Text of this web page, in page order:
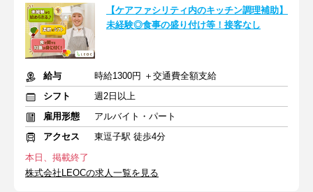
【ケアファシリティ内のキッチン調理補助】
未経験◎食事の盛り付け等！接客なし
給与
時給1300円 ＋交通費全額支給
シフト
週2日以上
雇用形態
アルバイト・パート
アクセス
東逗子駅 徒歩4分
本日、掲載終了
株式会社LEOCの求人一覧を見る